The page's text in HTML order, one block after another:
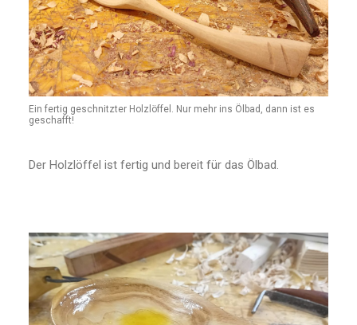
Ein fertig geschnitzter Holzlöffel. Nur mehr ins Ölbad, dann ist es
geschafft!
Der Holzlöffel ist fertig und bereit für das Ölbad.